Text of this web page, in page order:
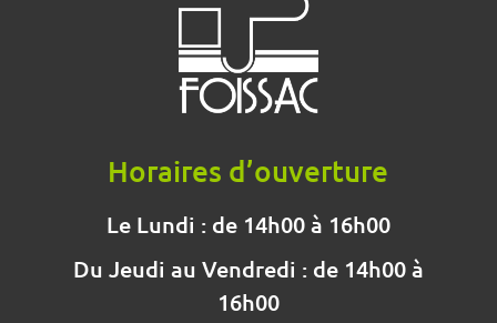
Horaires d’ouverture
Le Lundi : de 14h00 à 16h00
Du Jeudi au Vendredi : de 14h00 à
16h00